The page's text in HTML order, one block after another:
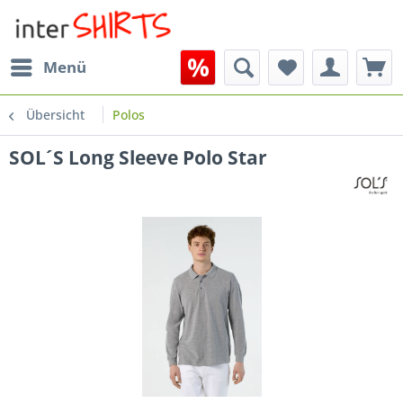
Menü
Übersicht Polos
SOL´S Long Sleeve Polo Star